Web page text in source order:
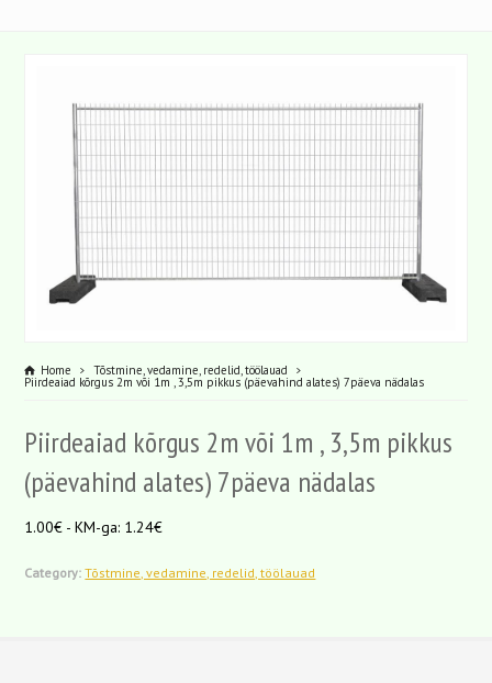
Home Tõstmine, vedamine, redelid, töölauad
Piirdeaiad kõrgus 2m või 1m , 3,5m pikkus (päevahind alates) 7päeva nädalas
Piirdeaiad kõrgus 2m või 1m , 3,5m pikkus
(päevahind alates) 7päeva nädalas
1.00€ - KM-ga: 1.24€
Category: Tõstmine, vedamine, redelid, töölauad